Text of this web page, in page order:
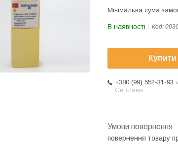
Мінімальна сума
В наявності Код:
Купити
+380 (99) 552-31-93
Світлана
повернення товару